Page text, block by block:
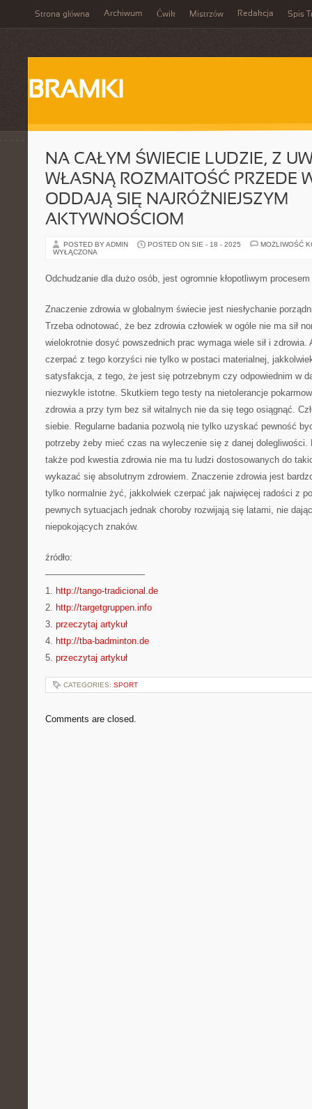
Strona główna Archiwum Ćwik Mistrzów Redakcja Spis
BRAMKI
NA CAŁYM ŚWIECIE LUDZIE, Z
WŁASNĄ ROZMAITOŚĆ PRZEDE
ODDAJĄ SIĘ NAJRÓŻNIEJSZYM
AKTYWNOŚCIOM
POSTED BY ADMIN POSTED ON SIE - 18 - 2025
MOŻLIWOŚĆ
WYŁĄCZONA
Odchudzanie dla dużo osób, jest ogromnie kłopotliwym procesem
Znaczenie zdrowia w globalnym świecie jest niesłychanie
Trzeba odnotować, że bez zdrowia człowiek w ogóle nie ma sił
wielokrotnie dosyć powszednich prac wymaga wiele sił i zdrowia.
czerpać z tego korzyści nie tylko w postaci materialnej,
satysfakcja, z tego, że jest się potrzebnym czy odpowiednim w
niezwykle istotne. Skutkiem tego testy na nietolerancje
zdrowia a przy tym bez sił witalnych nie da się tego osiągnąć.
siebie. Regularne badania pozwolą nie tylko uzyskać pewność
potrzeby żeby mieć czas na wyleczenie się z danej dolegliwości.
także pod kwestia zdrowia nie ma tu ludzi dostosowanych do
wykazać się absolutnym zdrowiem. Znaczenie zdrowia jest
tylko normalnie żyć, jakkolwiek czerpać jak najwięcej radości z
pewnych sytuacjach jednak choroby rozwijają się latami, nie
niepokojących znaków.
źródło:
———————————
1. http://tango-tradicional.de
2. http://targetgruppen.info
3. przeczytaj artykuł
4. http://tba-badminton.de
5. przeczytaj artykuł
CATEGORIES: SPORT
Comments are closed.